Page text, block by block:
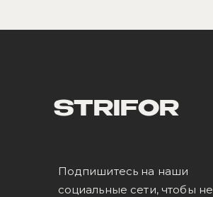
STRIFOR
Подпишитесь на наши
социальные сети, чтобы не